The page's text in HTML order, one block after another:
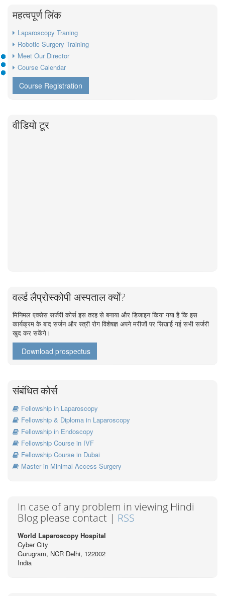
महत्वपूर्ण लिंक
Laparoscopy Traning
Robotic Surgery Training
Meet Our Director
Course Calendar
Course Registration
वीडियो टूर
वर्ल्ड लैप्रोस्कोपी अस्पताल क्यों?
मिनिमल एक्सेस सर्जरी कोर्स इस तरह से बनाया और डिजाइन किया गया है कि इस
कार्यक्रम के बाद सर्जन और स्त्री रोग विशेषज्ञ अपने मरीजों पर सिखाई गई सभी सर्जरी
खुद कर सकेंगे।
Download prospectus
संबंधित कोर्स
Fellowship in Laparoscopy
Fellowship & Diploma in Laparoscopy
Fellowship in Endoscopy
Fellowship Course in IVF
Fellowship Course in Dubai
Master in Minimal Access Surgery
In case of any problem in viewing Hindi
Blog please contact | RSS
World Laparoscopy Hospital
Cyber City
Gurugram, NCR Delhi, 122002
India